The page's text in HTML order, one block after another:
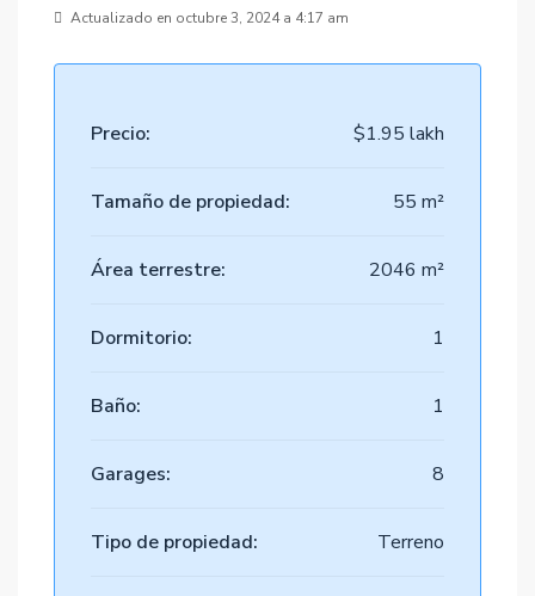
Actualizado en octubre 3, 2024 a 4:17 am
Precio: $1.95 lakh
Tamaño de propiedad: 55 m²
Área terrestre: 2046 m²
Dormitorio: 1
Baño: 1
Garages: 8
Tipo de propiedad: Terreno